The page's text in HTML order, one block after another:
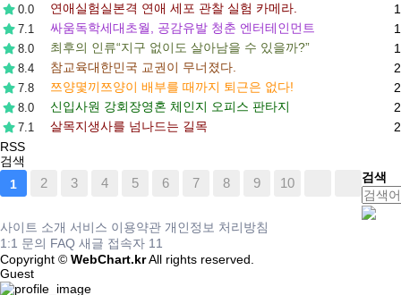
0.0 연애실험실본격 연애 세포 관찰 실험 카메라.
7.1 싸움독학세대초월, 공감유발 청춘 엔터테인먼트
8.0 최후의 인류“지구 없이도 살아남을 수 있을까?”
8.4 참교육대한민국 교권이 무너졌다.
7.8 쯔양몇끼쯔양이 배부를 때까지 퇴근은 없다!
8.0 신입사원 강회장영혼 체인지 오피스 판타지
7.1 살목지생사를 넘나드는 길목
RSS
검색
1
2 3 4 5 6 7 8 9 10 검색
사이트 소개 서비스 이용약관 개인정보 처리방침
1:1 문의 FAQ 새글 접속자 11
Copyright © WebChart.krAll rights reserved.
Guest